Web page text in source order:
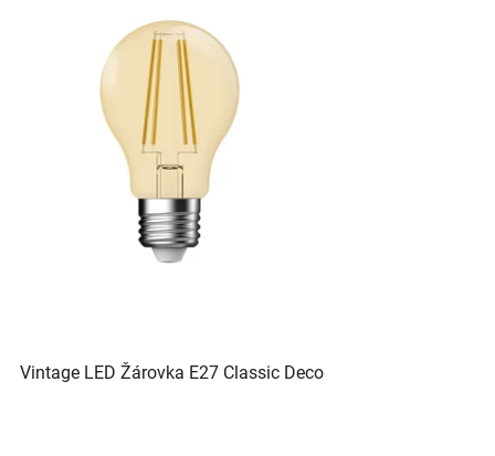
Vintage LED Žárovka E27 Classic Deco